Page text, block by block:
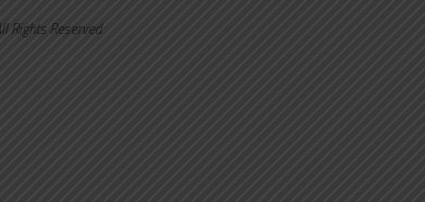
Rights Reserved